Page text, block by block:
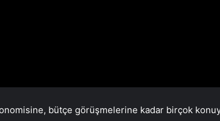
bütçe görüşmelerine kadar birçok